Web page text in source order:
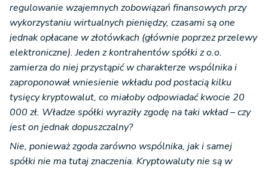
regulowanie wzajemnych zobowiązań finansowych przy
wykorzystaniu wirtualnych pieniędzy, czasami są one
jednak opłacane w złotówkach (głównie poprzez przelewy
elektroniczne). Jeden z kontrahentów spółki z o.o.
zamierza do niej przystąpić w charakterze wspólnika i
zaproponował wniesienie wkładu pod postacią kilku
tysięcy kryptowalut, co miałoby odpowiadać kwocie 20
000 zł. Władze spółki wyraziły zgodę na taki wkład – czy
jest on jednak dopuszczalny?
Nie, ponieważ zgoda zarówno wspólnika, jak i samej
spółki nie ma tutaj znaczenia. Kryptowaluty nie są w